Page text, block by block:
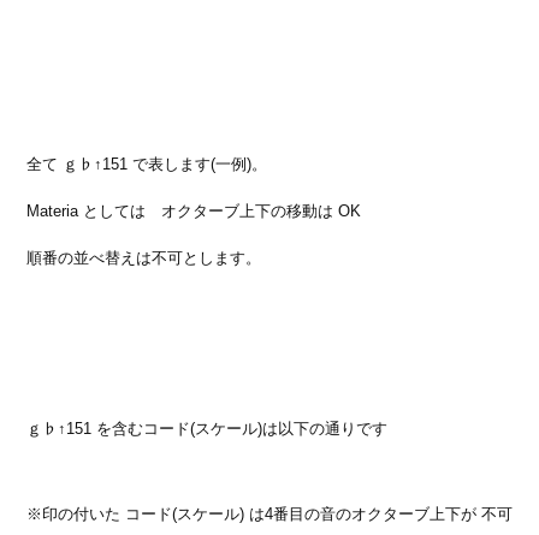
全て ｇ♭↑151 で表します(一例)。
Materia としては オクターブ上下の移動は OK
順番の並べ替えは不可とします。
ｇ♭↑151 を含むコード(スケール)は以下の通りです
※印の付いた コード(スケール) は4番目の音のオクターブ上下が 不可